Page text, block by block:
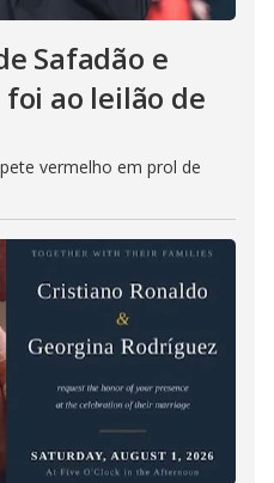
Safadão e
ao leilão de
vermelho em prol de